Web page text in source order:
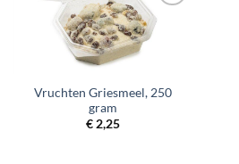
Toevoegen
aan
verlanglijst
Vruchten Griesmeel, 250
gram
€2,25